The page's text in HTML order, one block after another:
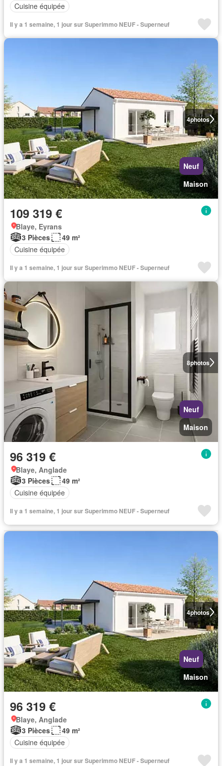
Cuisine équipée
Il y a 1 semaine, 1 jour sur Superimmo NEUF - Superneuf
4photos
Neuf
Maison
109 319 €
Blaye, Eyrans
3 Pièces
49 m²
Cuisine équipée
Il y a 1 semaine, 1 jour sur Superimmo NEUF - Superneuf
8photos
Neuf
Maison
96 319 €
Blaye, Anglade
3 Pièces
49 m²
Cuisine équipée
Il y a 1 semaine, 1 jour sur Superimmo NEUF - Superneuf
4photos
Neuf
Maison
96 319 €
Blaye, Anglade
3 Pièces
49 m²
Cuisine équipée
Il y a 1 semaine, 1 jour sur Superimmo NEUF - Superneuf